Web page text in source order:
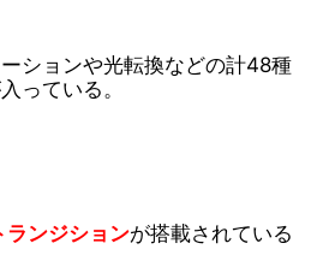
ションや光転換などの計48種
っている。
ンジションが搭載されている